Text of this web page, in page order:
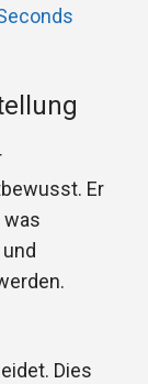
Er
was
Dies